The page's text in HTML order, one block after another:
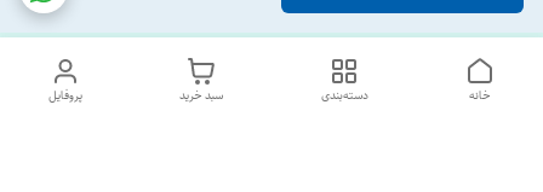
پروفایل سبد خرید دسته‌بندی خانه